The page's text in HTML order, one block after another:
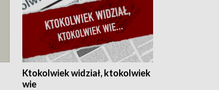
Ktokolwiek widział, ktokolwiek
wie